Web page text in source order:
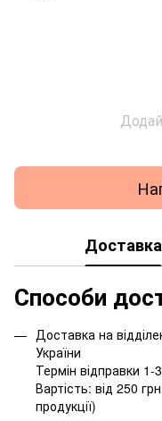
Доставка
Способи
Доставка на
України
Термін відправки 1-
Вартість: від 250
продукції)